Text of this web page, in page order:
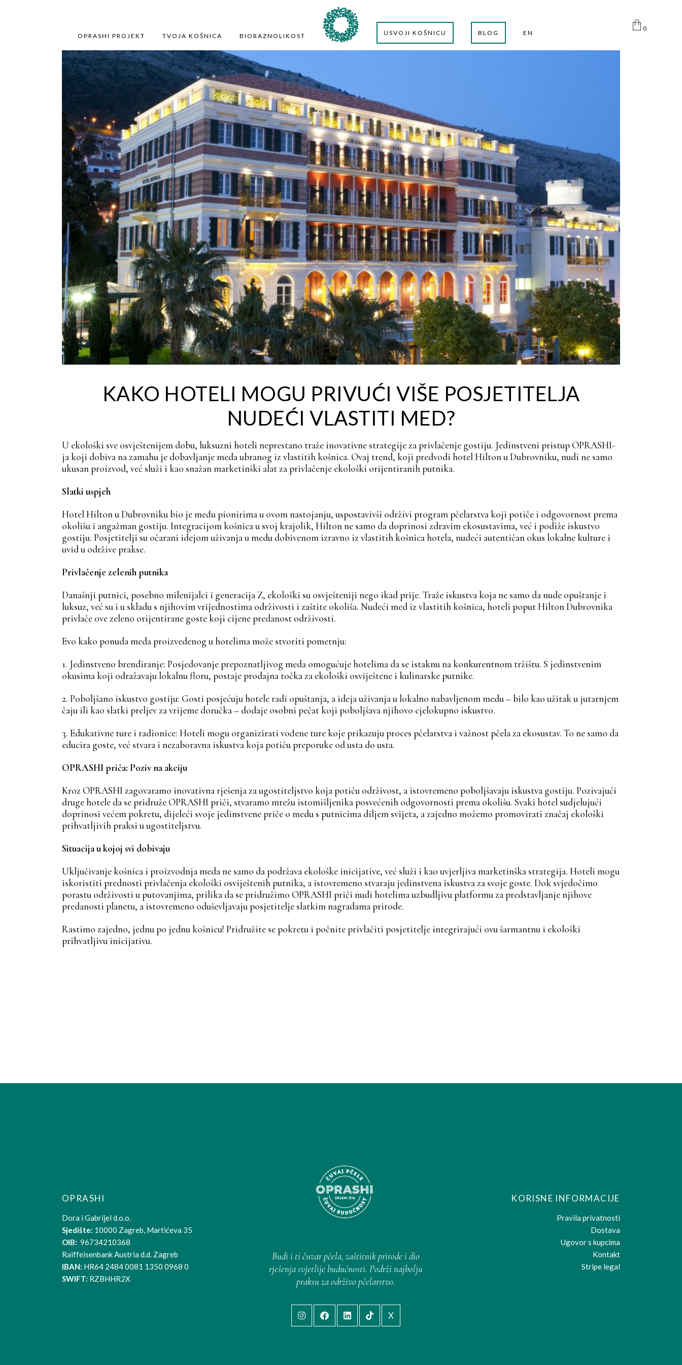
OPRASHI PROJEKT TVOJA KOŠNICA BIORAZNOLIKOST
0
USVOJI KOŠNICU BLOG EN
KAKO HOTELI MOGU PRIVUĆI VIŠE POSJETITELJA
NUDEĆI VLASTITI MED?
U ekološki sve osvještenijem dobu, luksuzni hoteli neprestano traže inovativne strategije za privlačenje gostiju. Jedinstveni pristup OPRASHI-
ja koji dobiva na zamahu je dobavljanje meda ubranog iz vlastitih košnica. Ovaj trend, koji predvodi hotel Hilton u Dubrovniku, nudi ne samo
ukusan proizvod, već služi i kao snažan marketinški alat za privlačenje ekološki orijentiranih putnika.
Slatki uspjeh
Hotel Hilton u Dubrovniku bio je među pionirima u ovom nastojanju, uspostavivši održivi program pčelarstva koji potiče i odgovornost prema
okolišu i angažman gostiju. Integracijom košnica u svoj krajolik, Hilton ne samo da doprinosi zdravim ekosustavima, već i podiže iskustvo
gostiju. Posjetitelji su očarani idejom uživanja u medu dobivenom izravno iz vlastitih košnica hotela, nudeći autentičan okus lokalne kulture i
uvid u održive prakse.
Privlačenje zelenih putnika
Današnji putnici, posebno milenijalci i generacija Z, ekološki su osvješteniji nego ikad prije. Traže iskustva koja ne samo da nude opuštanje i
luksuz, već su i u skladu s njihovim vrijednostima održivosti i zaštite okoliša. Nudeći med iz vlastitih košnica, hoteli poput Hilton Dubrovnika
privlače ove zeleno orijentirane goste koji cijene predanost održivosti.
Evo kako ponuda meda proizvedenog u hotelima može stvoriti pometnju:
1. Jedinstveno brendiranje: Posjedovanje prepoznatljivog meda omogućuje hotelima da se istaknu na konkurentnom tržištu. S jedinstvenim
okusima koji odražavaju lokalnu floru, postaje prodajna točka za ekološki osviještene i kulinarske putnike.
2. Poboljšano iskustvo gostiju: Gosti posjećuju hotele radi opuštanja, a ideja uživanja u lokalno nabavljenom medu – bilo kao užitak u jutarnjem
čaju ili kao slatki preljev za vrijeme doručka – dodaje osobni pečat koji poboljšava njihovo cjelokupno iskustvo.
3. Edukativne ture i radionice: Hoteli mogu organizirati vođene ture koje prikazuju proces pčelarstva i važnost pčela za ekosustav. To ne samo da
educira goste, već stvara i nezaboravna iskustva koja potiču preporuke od usta do usta.
OPRASHI priča: Poziv na akciju
Kroz OPRASHI zagovaramo inovativna rješenja za ugostiteljstvo koja potiču održivost, a istovremeno poboljšavaju iskustva gostiju. Pozivajući
druge hotele da se pridruže OPRASHI priči, stvaramo mrežu istomišljenika posvećenih odgovornosti prema okolišu. Svaki hotel sudjelujući
doprinosi većem pokretu, dijeleći svoje jedinstvene priče o medu s putnicima diljem svijeta, a zajedno možemo promovirati značaj ekološki
prihvatljivih praksi u ugostiteljstvu.
Situacija u kojoj svi dobivaju
Uključivanje košnica i proizvodnja meda ne samo da podržava ekološke inicijative, već služi i kao uvjerljiva marketinška strategija. Hoteli mogu
iskoristiti prednosti privlačenja ekološki osviještenih putnika, a istovremeno stvaraju jedinstvena iskustva za svoje goste. Dok svjedočimo
porastu održivosti u putovanjima, prilika da se pridružimo OPRASHI priči nudi hotelima uzbudljivu platformu za predstavljanje njihove
predanosti planetu, a istovremeno oduševljavaju posjetitelje slatkim nagradama prirode.
Rastimo zajedno, jednu po jednu košnicu! Pridružite se pokretu i počnite privlačiti posjetitelje integrirajući ovu šarmantnu i ekološki
prihvatljivu inicijativu.
OPRASHI
Dora i Gabrijel d.o.o.
Sjedište: 10000 Zagreb, Martićeva 35
OIB: 96734210368
Raiffeisenbank Austria d.d. Zagreb
IBAN: HR64 2484 0081 1350 0968 0
SWIFT: RZBHHR2X
Budi i ti čuvar pčela, zaštitnik prirode i dio
rješenja svjetlije budućnosti. Podrži najbolju
praksu za održivo pčelarstvo.
X
KORISNE INFORMACIJE
Pravila privatnosti
Dostava
Ugovor s kupcima
Kontakt
Stripe legal